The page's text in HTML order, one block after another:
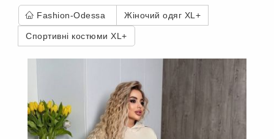
Fashion-Odessa Жіночий одяг XL+
Спортивні костюми XL+